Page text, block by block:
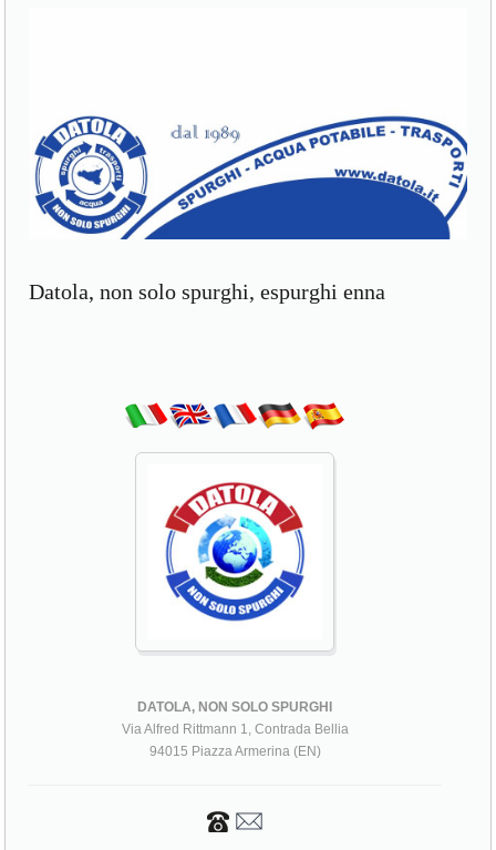
Datola, non solo spurghi, espurghi enna
DATOLA, NON SOLO SPURGHI
Via Alfred Rittmann 1, Contrada Bellia
94015 Piazza Armerina (EN)